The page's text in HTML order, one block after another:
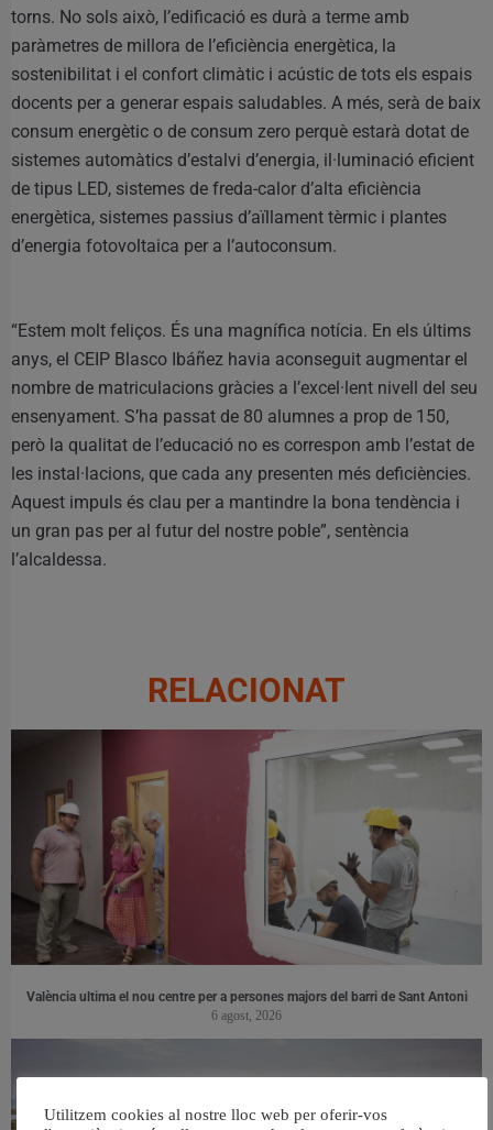
torns. No sols això, l’edificació es durà a terme amb
paràmetres de millora de l’eficiència energètica, la
sostenibilitat i el confort climàtic i acústic de tots els espais
docents per a generar espais saludables. A més, serà de baix
consum energètic o de consum zero perquè estarà dotat de
sistemes automàtics d’estalvi d’energia, il·luminació eficient
de tipus LED, sistemes de freda-calor d’alta eficiència
energètica, sistemes passius d’aïllament tèrmic i plantes
d’energia fotovoltaica per a l’autoconsum.
“Estem molt feliços. És una magnífica notícia. En els últims
anys, el CEIP Blasco Ibáñez havia aconseguit augmentar el
nombre de matriculacions gràcies a l’excel·lent nivell del seu
ensenyament. S’ha passat de 80 alumnes a prop de 150,
però la qualitat de l’educació no es correspon amb l’estat de
les instal·lacions, que cada any presenten més deficiències.
Aquest impuls és clau per a mantindre la bona tendència i
un gran pas per al futur del nostre poble”, sentència
l’alcaldessa.
RELACIONAT
València ultima el nou centre per a persones majors del barri de Sant Antoni
6 agost, 2026
Utilitzem cookies al nostre lloc web per oferir-vos